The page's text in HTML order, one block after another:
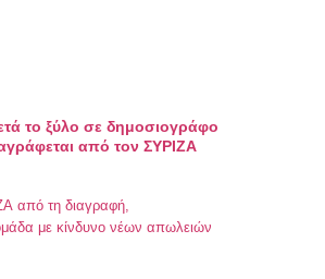
το ξύλο σε δημοσιογράφο
από τον ΣΥΡΙΖΑ
από τη διαγραφή,
με κίνδυνο νέων απωλειών